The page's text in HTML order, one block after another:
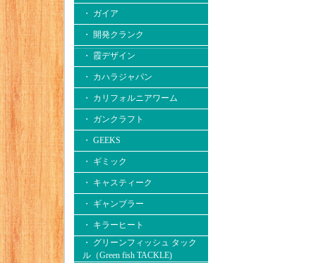
・ ガイア
・ 開発クランク
・ 霞デザイン
・ カハラジャパン
・ カリフォルニアワーム
・ ガンクラフト
・ GEEKS
・ ギミック
・ キャスティーク
・ ギャンブラー
・ キラーヒート
・ グリーンフィッシュ タック
ル（Green fish TACKLE)